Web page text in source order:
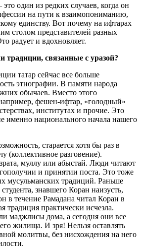
один из редких случаев, когда он
на пути к взаимопониманию,
единству. Вот почему на ифтарах
столом представителей разных
радует и вдохновляет.
связанные с уразой?
татар сейчас все больше
этнографии. В памяти народа
обычаев. Вместо этого
фешен-ифтар, «голодный»
институтах и прочие. Это
именно национального начала нашего
старается хотя бы раз в
(коллективное разговение).
муллу или абыстай. Люди читают
и принятии поста. Это тоже
мусульманских традиций. Раньше
знавшего Коран наизусть,
в течение Рамадана читал Коран в
традиция практически исчезла.
маджлисы дома, а сегодня они все
жилища. И зря! Нельзя оставлять
молитвы, без нисхождения на него